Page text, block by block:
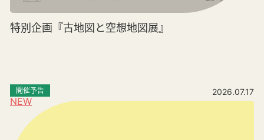
特別企画『古地図と空想地図展』
NEW
開催予告 2026.07.17